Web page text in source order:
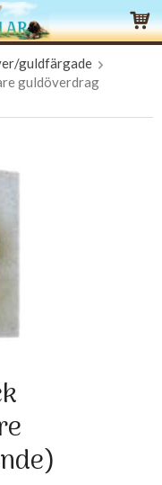
guldfärgade
guldöverdrag